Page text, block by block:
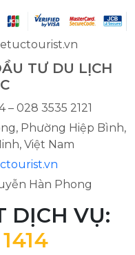
TƯ DU LỊCH
– 028 3535 2121
Phường Hiệp Bình,
Việt Nam
Hàn Phong
DỊCH VỤ: